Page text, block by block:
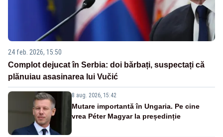
24 feb. 2026, 15:50
Complot dejucat în Serbia: doi bărbați, suspectați că
plănuiau asasinarea lui Vučić
8 aug. 2026, 15:42
Mutare importantă în Ungaria. Pe cine
vrea Péter Magyar la președinție